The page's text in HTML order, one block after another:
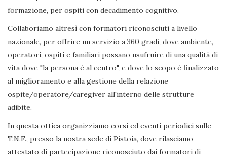
formazione, per ospiti con decadimento cognitivo.
Collaboriamo altresì con formatori riconosciuti a livello
nazionale, per offrire un servizio a 360 gradi, dove ambiente,
operatori, ospiti e familiari possano usufruire di una qualità di
vita dove "la persona è al centro", e dove lo scopo è finalizzato
al miglioramento e alla gestione della relazione
ospite/operatore/caregiver all'interno delle strutture
adibite.
In questa ottica organizziamo corsi ed eventi periodici sulle
T.N.F., presso la nostra sede di Pistoia, dove rilasciamo
attestato di partecipazione riconosciuto dai formatori di